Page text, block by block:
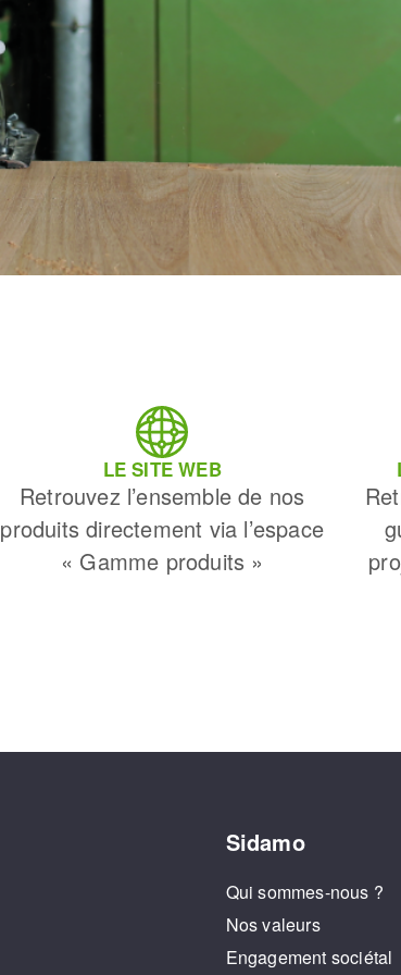
LE SITE WEB
Retrouvez l’ensemble de nos
produits directement via l’espace
« Gamme produits »
Sidamo
Qui sommes-nous ?
Nos valeurs
Engagement sociétal